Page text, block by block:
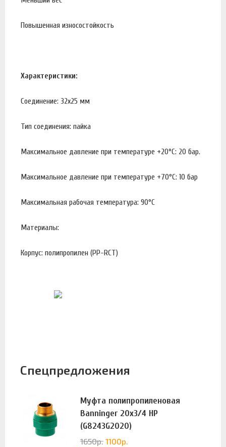
Повышенная износостойкость
Характеристики:
Соединение: 32x25 мм
Тип соединения: пайка
Максимальное давление при температуре +20°С: 20 бар.
Максимальное давление при температуре +70°С: 10 бар
Максимальная рабочая температура: 90°С
Материалы:
Корпус: полипропилен (PP-RCT)
Спецпредложения
Муфта полипропиленовая
Banninger 20х3/4 НР
(G8243G2020)
1650р. 1100р.